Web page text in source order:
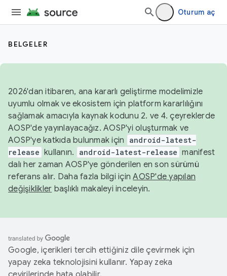
Oturum aç
BELGELER
2026'dan itibaren, ana kararlı geliştirme modelimizle
uyumlu olmak ve ekosistem için platform kararlılığını
sağlamak amacıyla kaynak kodunu 2. ve 4. çeyreklerde
AOSP'de yayınlayacağız. AOSP'yi oluşturmak ve
AOSP'ye katkıda bulunmak için
android-latest-
release kullanın. android-latest-release manifest
dalı her zaman AOSP'ye gönderilen en son sürümü
referans alır. Daha fazla bilgi içinAOSP'de yapılan
değişiklikler başlıklı makaleyi inceleyin.
Google, içerikleri tercih ettiğiniz dile çevirmek için
yapay zeka teknolojisini kullanır. Yapay zeka